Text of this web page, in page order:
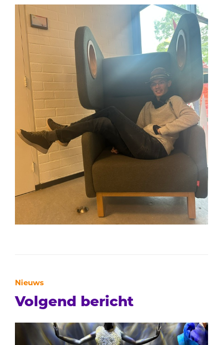
Nieuws
Volgend bericht